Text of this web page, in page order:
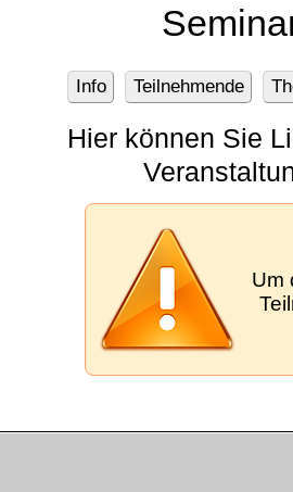
Info Teilnehmende
Hier können Sie
Um